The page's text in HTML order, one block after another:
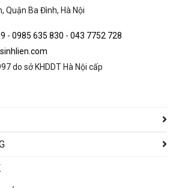
Quận Ba Đình, Hà Nội
- 0985 635 830 - 043 7752 728
do sở KHDDT Hà Nội cấp